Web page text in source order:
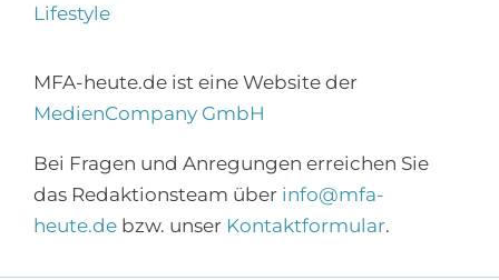
Lifestyle
MFA-heute.de ist eine Website der
MedienCompany GmbH
Bei Fragen und Anregungen erreichen Sie
das Redaktionsteam über info@mfa-
heute.debzw. unser Kontaktformular.